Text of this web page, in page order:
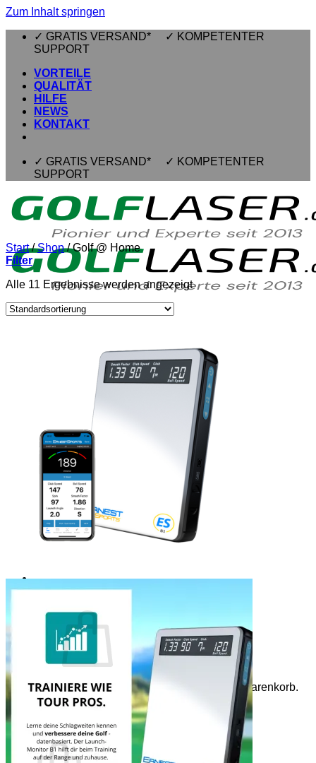
Zum Inhalt springen
✓ GRATIS VERSAND* ✓ KOMPETENTER
SUPPORT
VORTEILE
QUALITÄT
HILFE
NEWS
KONTAKT
✓ GRATIS VERSAND* ✓ KOMPETENTER
SUPPORT
Golflaser
Golfuhr & GPS
Zubehör & Ersatz
ÜBER UNS
Wir über uns
Vorteile
Qualität
Laser-Vergleich
Konzept
#rocketgolf
Spieler
Referenzen
Wir unterstützen
Das ist uns wichtig
Es befinden sich keine Produkte im Warenkorb.
Zurück zum Shop
Warenkorb
Start / Shop /Golf @ Home
Filter
Alle 11 Ergebnisse werden angezeigt